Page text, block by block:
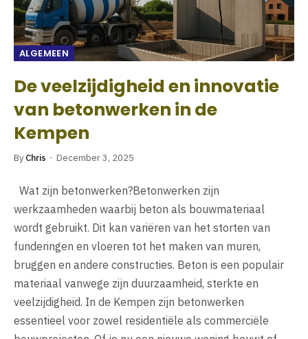
ALGEMEEN
De veelzijdigheid en innovatie
van betonwerken in de
Kempen
By Chris December 3, 2025
Wat zijn betonwerken?Betonwerken zijn
werkzaamheden waarbij beton als bouwmateriaal
wordt gebruikt. Dit kan variëren van het storten van
funderingen en vloeren tot het maken van muren,
bruggen en andere constructies. Beton is een populair
materiaal vanwege zijn duurzaamheid, sterkte en
veelzijdigheid. In de Kempen zijn betonwerken
essentieel voor zowel residentiële als commerciële